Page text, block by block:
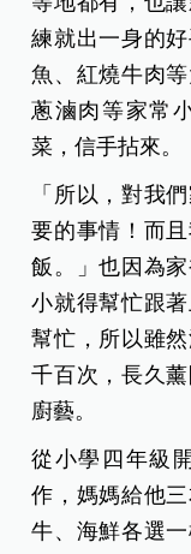
練就出一身的
魚、紅燒牛肉
蔥滷肉等家常
菜，信手拈來。
「所以，對我
要的事情！而
飯。」也因為
小就得幫忙跟
幫忙，所以雖
千百次，長久
廚藝。
從小學四年級
作，媽媽給他
牛、海鮮各選